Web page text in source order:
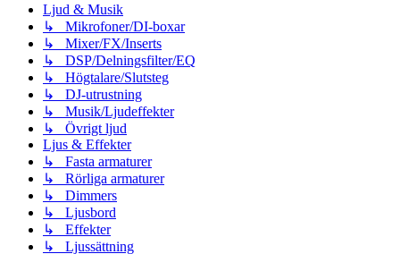
Ljud & Musik
↳ Mikrofoner/DI-boxar
↳ Mixer/FX/Inserts
↳ DSP/Delningsfilter/EQ
↳ Högtalare/Slutsteg
↳ DJ-utrustning
↳ Musik/Ljudeffekter
↳ Övrigt ljud
Ljus & Effekter
↳ Fasta armaturer
↳ Rörliga armaturer
↳ Dimmers
↳ Ljusbord
↳ Effekter
↳ Ljussättning